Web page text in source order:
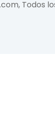
Todos